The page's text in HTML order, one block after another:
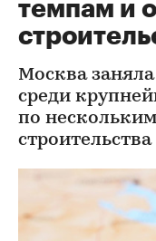
темпам и
Москва
среди
по
строительства